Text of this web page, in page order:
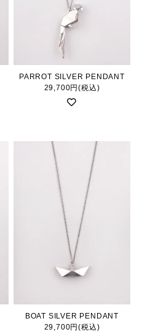
PARROT SILVER PENDANT
29,700円(税込)
BOAT SILVER PENDANT
29,700円(税込)